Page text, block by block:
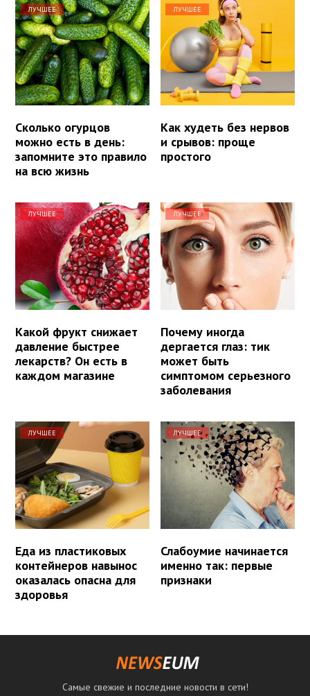
ЛУЧШЕЕ
Сколько огурцов
можно есть в день:
запомните это правило
на всю жизнь
ЛУЧШЕЕ
Как худеть без нервов
и срывов: проще
простого
ЛУЧШЕЕ
Какой фрукт снижает
давление быстрее
лекарств? Он есть в
каждом магазине
ЛУЧШЕЕ
Почему иногда
дергается глаз: тик
может быть
симптомом серьезного
заболевания
ЛУЧШЕЕ
Еда из пластиковых
контейнеров навынос
оказалась опасна для
здоровья
ЛУЧШЕЕ
Слабоумие начинается
именно так: первые
признаки
Самые свежие и последние новости в сети!